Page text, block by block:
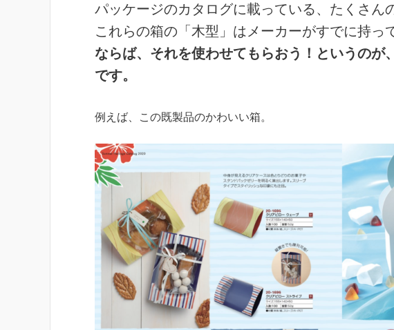
パッケージのカタログに載っている、たくさん
これらの箱の「木型」はメーカーがすでに持っ
ならば、それを使わせてもらおう！というのが
です。
例えば、この既製品のかわいい箱。